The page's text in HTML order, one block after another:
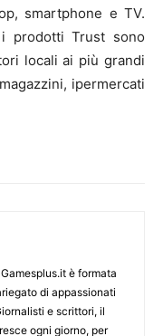
smartphone e TV.
prodotti Trust sono
locali ai più grandi
ipermercati
è formata
di appassionati
e scrittori, il
ogni giorno, per